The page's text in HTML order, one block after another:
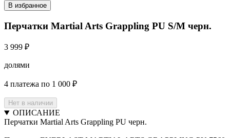
В избранное
Перчатки Martial Arts Grappling PU S/M черн.
3 999 ₽
долями
4 платежа по 1 000 ₽
Нет в наличии
ОПИСАНИЕ
Перчатки Martial Arts Grappling PU черн.